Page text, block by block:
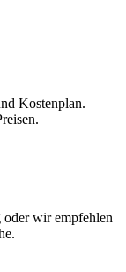
Kostenplan.
oder wir empfehlen